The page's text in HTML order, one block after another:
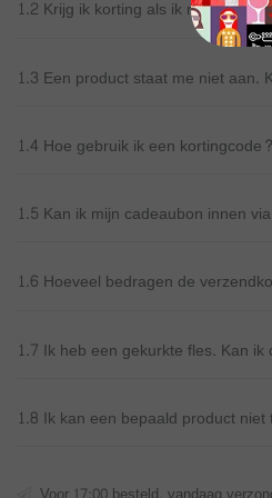
1.2 Krijg ik korting als ik meerdere
1.3 Een product staat me niet aan.
1.4 Hoe gebruik ik een kortingcode?
1.5 Kan ik mijn cadeaubon innen
1.6 Hoeveel bedragen de
1.7 Ik heb een gekurkte fles. Kan
1.8 Ik kan een bepaald product